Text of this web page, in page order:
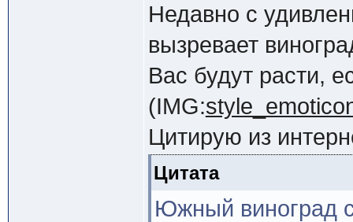
Недавно с
вызревает
Вас будут расти,
(IMG:
Цитирую из
Цитата
Южный виноград